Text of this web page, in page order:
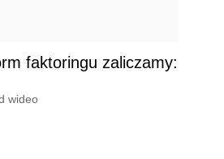
faktoringu zaliczamy:
wideo